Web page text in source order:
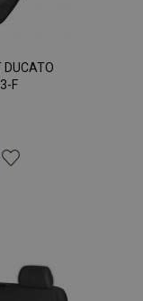
F
Dorințe